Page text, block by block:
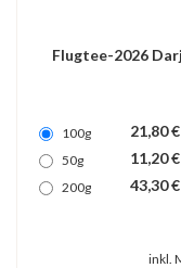
Flugtee-2026
100g 21,80 €
50g
11,20 €
200g
43,30 €
inkl.